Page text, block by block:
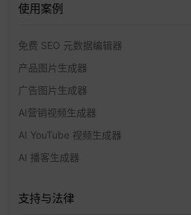
使用案例
免费 SEO 元数据编辑器
产品图片生成器
广告图片生成器
AI营销视频生成器
AI YouTube 视频生成器
AI 播客生成器
支持与法律